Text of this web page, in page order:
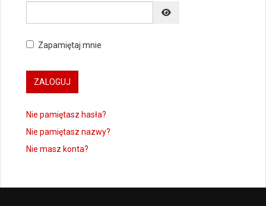
POKAŻ HASŁO
Zapamiętaj mnie
ZALOGUJ
Nie pamiętasz hasła?
Nie pamiętasz nazwy?
Nie masz konta?